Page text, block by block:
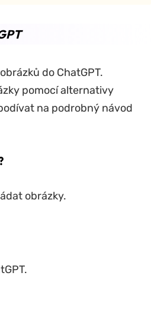
do ChatGPT.
pomocí alternativy
na podrobný návod
obrázky.